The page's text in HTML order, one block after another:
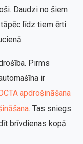
Daudzi no šiem
līdz tiem ērti
Pirms
ir
apdrošināšana
. Tas sniegs
brīvdienas kopā